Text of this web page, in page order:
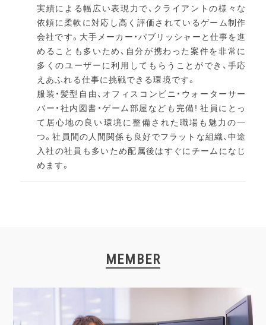
実績による幅広い表現力で、クライアントの様々な
依頼に柔軟に対応し高く評価されているゲーム制作
会社です。大手メーカー・パブリッシャーと仕事を進
めることも多いため、自分が携わった案件を非常に
多くのユーザーに利用してもらうことができ、手応
えあふれる仕事に挑戦できる環境です。
服装・髪型自由、オフィスコンビニ・ウォーターサー
バー・社内図書・ゲーム部屋なども完備! 社員にとっ
て居心地の良い環境に整備された職場も魅力の一
つ。社員間の人間関係も良好でフラットな組織、中途
入社の社員も多いため配属後はすぐにチームになじ
めます。
MEMBER